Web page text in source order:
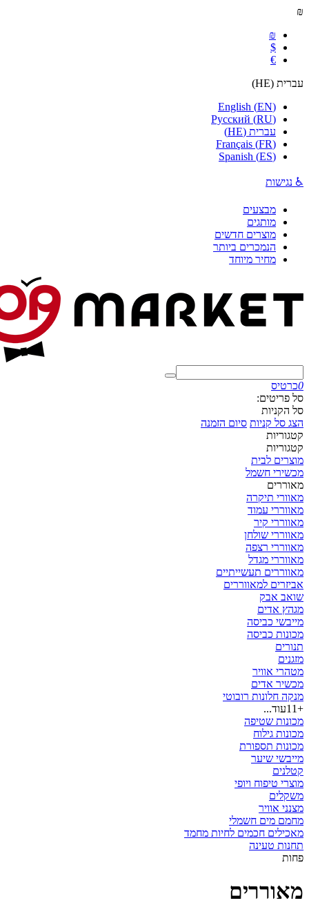
₪
₪
$
€
עברית (
HE
)
English (EN)
Русский (RU)
עברית (
HE
)
Français (FR)
Spanish (ES)
♿ נגישות
מבצעים
מותגים
מוצרים חדשים
הנמכרים ביותר
מחיר מיוחד
0כרטיס
סל פריטים:
סל הקניות
הצג סל קניות סיום הזמנה
קטגוריות
קטגוריות
מוצרים לבית
מכשירי חשמל
מאוררים
מאוורי תיקרה
מאווררי עמוד
מאווררי קיר
מאווררי שולחן
מאווררי רצפה
מאווררי מגדל
מאווררים תעשייתיים
אביזרים למאווררים
שואב אבק
מגהץ אדים
מייבשי כביסה
מכונות כביסה
תנורים
מזגנים
מטהרי אוויר
‏מכשיר אדים
מנקה חלונות רובוטי
+11
עוד...
מכונות שטיפה
מכונות גילוח
מכונות תספורת
מייבשי שיער
קטלנים
מוצרי טיפוח ויופי
משקלים
מצנני אוויר
מחמם מים חשמלי
מאכילים חכמים לחיות מחמד
תחנות טעינה
פחות
מאוררים